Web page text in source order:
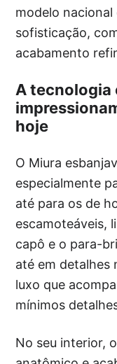
modelo nacional
sofisticação,
acabamento
A tecnologia
hoje
O Miura
especialmente
até para os de
escamoteáveis,
capô e o para-
até em detalhes
luxo que
mínimos
No seu interior,